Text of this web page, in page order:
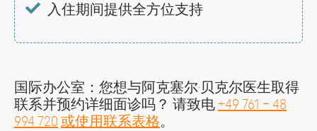
入住期间提供全方位支持
国际办公室：您想与阿克塞尔·贝克尔医生取得
联系并预约详细面诊吗？ 请致电+49 761 – 48
994 720 或使用联系表格。